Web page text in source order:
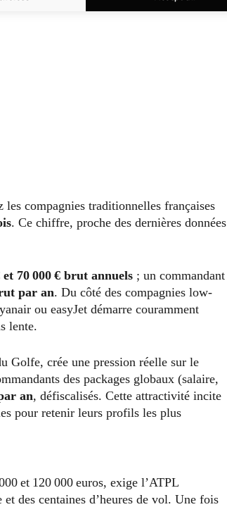
les compagnies traditionnelles françaises
. Ce chiffre, proche des dernières données
et 70 000 € brut annuels ; un commandant
par an. Du côté des compagnies low-
ou easyJet démarre couramment
lente.
Golfe, crée une pression réelle sur le
des packages globaux (salaire,
an, défiscalisés. Cette attractivité incite
pour retenir leurs profils les plus
et 120 000 euros, exige l’ATPL
des centaines d’heures de vol. Une fois